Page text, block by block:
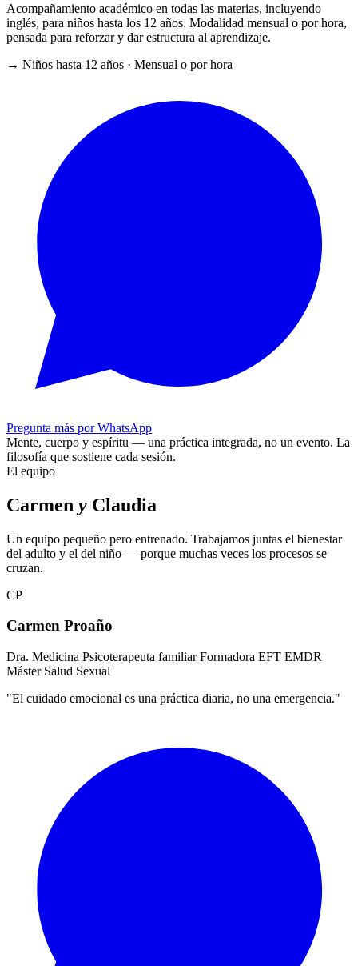
Acompañamiento académico en todas las materias, incluyendo
inglés, para niños hasta los 12 años. Modalidad mensual o por hora,
pensada para reforzar y dar estructura al aprendizaje.
→ Niños hasta 12 años · Mensual o por hora
Pregunta más por WhatsApp
Mente, cuerpo y espíritu — una práctica integrada, no un evento. La
filosofía que sostiene cada sesión.
El equipo
Carmen y Claudia
Un equipo pequeño pero entrenado. Trabajamos juntas el bienestar
del adulto y el del niño — porque muchas veces los procesos se
cruzan.
CP
Carmen Proaño
Dra. Medicina Psicoterapeuta familiar Formadora EFT EMDR
Máster Salud Sexual
"El cuidado emocional es una práctica diaria, no una emergencia."